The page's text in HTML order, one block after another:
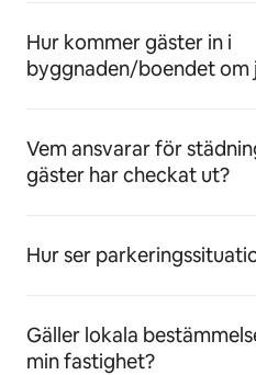
Hur kommer gäster in i
byggnaden/boendet om
Vem ansvarar för
gäster har checkat ut?
Hur ser
Gäller lokala
min fastighet?